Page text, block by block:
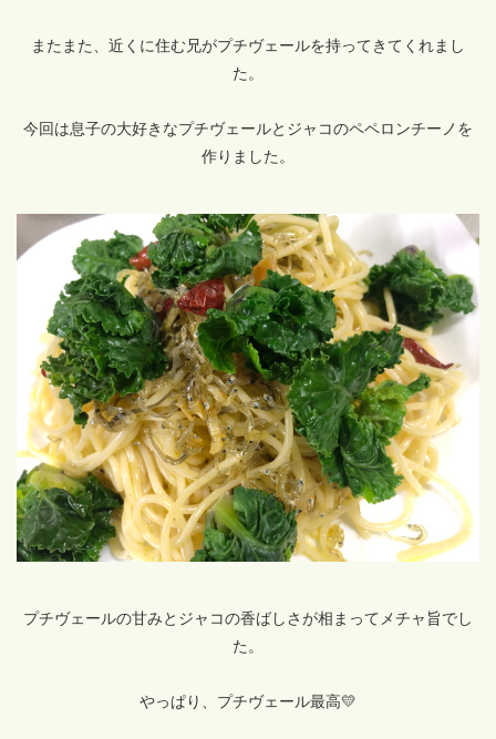
またまた、近くに住む兄がプチヴェールを持ってきてくれまし
た。
今回は息子の大好きなプチヴェールとジャコのペペロンチーノを
作りました。
プチヴェールの甘みとジャコの香ばしさが相まってメチャ旨でし
た。
やっぱり、プチヴェール最高💛